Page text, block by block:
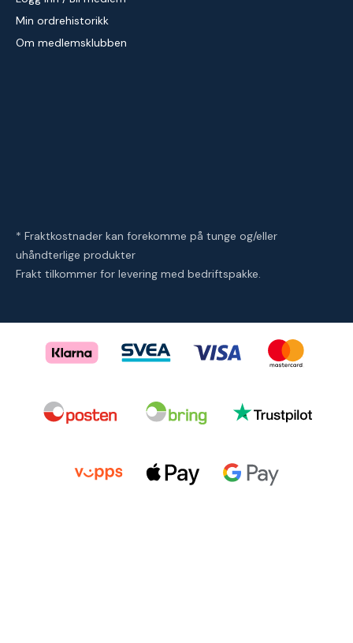
Min ordrehistorikk
Om medlemsklubben
* Fraktkostnader kan forekomme på tunge og/eller
uhåndterlige produkter
Frakt tilkommer for levering med bedriftspakke.